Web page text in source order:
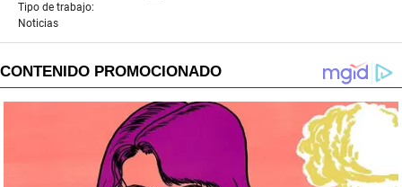
Tipo de trabajo:
Noticias